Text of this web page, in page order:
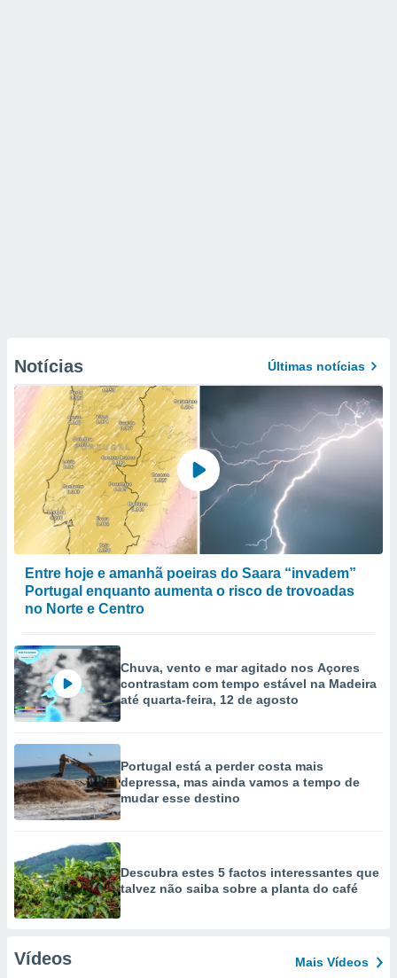
Notícias Últimas notícias
Entre hoje e amanhã poeiras do Saara “invadem”
Portugal enquanto aumenta o risco de trovoadas
no Norte e Centro
Chuva, vento e mar agitado nos Açores
contrastam com tempo estável na Madeira
até quarta-feira, 12 de agosto
Portugal está a perder costa mais
depressa, mas ainda vamos a tempo de
mudar esse destino
Descubra estes 5 factos interessantes que
talvez não saiba sobre a planta do café
Vídeos Mais Vídeos